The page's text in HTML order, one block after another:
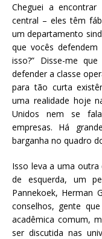
Cheguei a
central – eles têm
um departamento
que vocês
isso?” Disse-me
defender a classe
para tão curta
uma realidade hoje
Unidos nem se
empresas. Há
barganha no quadro
Isso leva a uma
de esquerda, um
Pannekoek, Herman
conselhos, gente
acadêmica comum,
ser discutida nas